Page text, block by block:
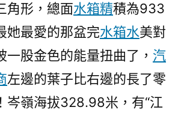
角形，總面水箱精積為933
她最愛的那盆完水箱水美對
一股金色的能量扭曲了， 汽
左邊的葉子比右邊的長了零
岑嶺海拔328.98米，有“江